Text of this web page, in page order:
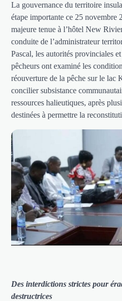
La gouvernance du territoire
étape importante ce 25 novembre
majeure tenue à l’hôtel New
conduite de l’administrateur
Pascal, les autorités provinciales
pêcheurs ont examiné les
réouverture de la pêche sur le lac
concilier subsistance
ressources halieutiques, après
destinées à permettre la
Des interdictions strictes pour
destructrices